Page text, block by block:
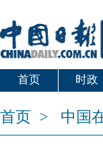
首页 时政
首页 > 中国